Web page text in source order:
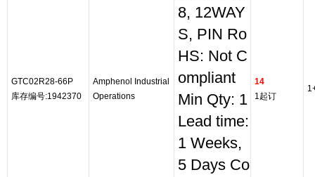
GTC02R28-66P
库存编号:1942370
Amphenol Industrial
Operations
8, 12WAY
S, PIN Ro
HS: Not C
ompliant
Min Qty: 1
Lead time:
1 Weeks,
5 Days Co
14
1起订